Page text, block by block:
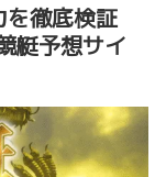
を徹底検証
艇予想サイ